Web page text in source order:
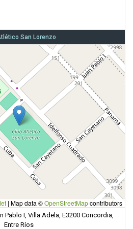
San Lorenzo
| Map data ©OpenStreetMapcontributors
I, Villa Adela, E3200 Concordia,
Entre Ríos